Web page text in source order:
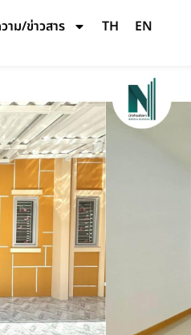
าม/ข่าวสาร TH EN